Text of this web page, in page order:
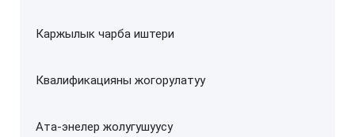
Каржылык чарба иштери
Квалификацияны жогорулатуу
Ата-энелер жолугушуусу